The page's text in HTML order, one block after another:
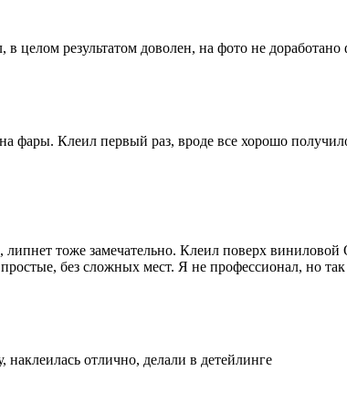
целом результатом доволен, на фото не
фары. Клеил первый раз, вроде все хорошо
тоже замечательно. Клеил поверх
без сложных мест. Я не профессионал, но
наклеилась отлично, делали в детейлинге